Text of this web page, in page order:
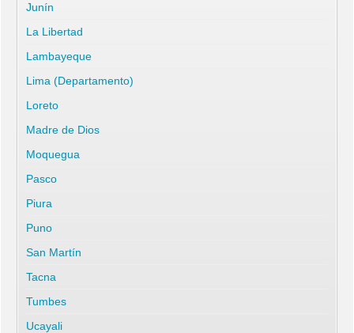
Junín
La Libertad
Lambayeque
Lima (Departamento)
Loreto
Madre de Dios
Moquegua
Pasco
Piura
Puno
San Martín
Tacna
Tumbes
Ucayali